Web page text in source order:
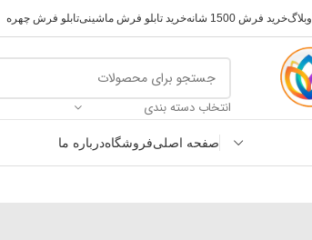
وبلاگخرید فرش 1500 شانه خرید تابلو فرش ماشینیتابلو فرش چهره
انتخاب دسته بندی
صفحه اصلیفروشگاهدرباره ما